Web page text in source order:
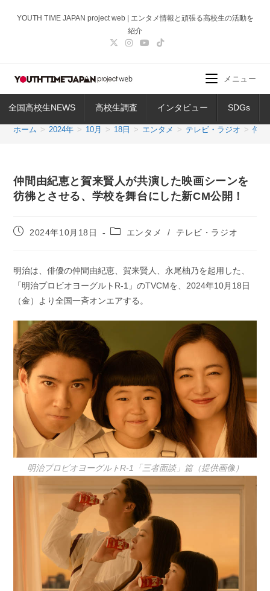
ス
ッ
YOUTH TIME JAPAN project web | エンタメ情報と頑張る高校生の活動を
紹介
全国高校生NEWS 高校生調査 インタビュー SDGs
メニュー
ホーム > 2024年 > 10月 > 18日 > エンタメ > テレビ・ラジオ > 仲
仲間由紀恵と賀来賢人が共演した映画シーンを
彷彿とさせる、学校を舞台にした新CM公開！
投
開
日:
2024年10月18日
投
テ
ゴ
リ
ー:
エンタメ / テレビ・ラジオ
明治は、俳優の仲間由紀恵、賀来賢人、永尾柚乃を起用した、
「明治プロビオヨーグルトR-1」のTVCMを、2024年10月18日
（金）より全国一斉オンエアする。
明治プロビオヨーグルトR-1「三者面談」篇（提供画像）